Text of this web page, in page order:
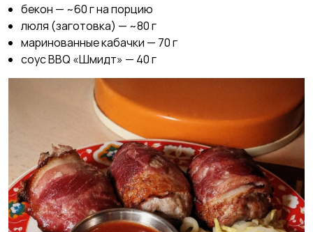
бекон — ~60 г на порцию
люля (заготовка) — ~80 г
маринованные кабачки — 70 г
соус BBQ «Шмидт» — 40 г